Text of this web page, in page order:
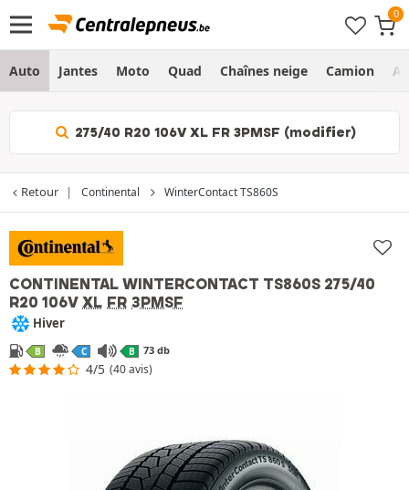
Auto Jantes Moto Quad Chaînes neige Camion
275/40 R20 106V XL FR 3PMSF (modifier)
Retour Continental WinterContact TS860S
CONTINENTAL WINTERCONTACT TS860S 275/40
R20 106V XL FR 3PMSF
Hiver
B C B 73 db
4/5 (40 avis)